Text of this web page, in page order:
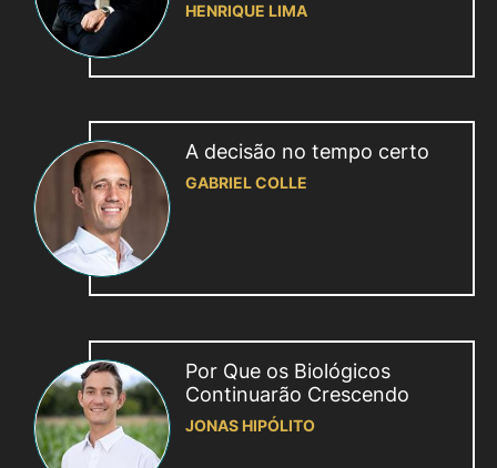
HENRIQUE LIMA
A decisão no tempo certo
GABRIEL COLLE
Por Que os Biológicos
Continuarão Crescendo
JONAS HIPÓLITO